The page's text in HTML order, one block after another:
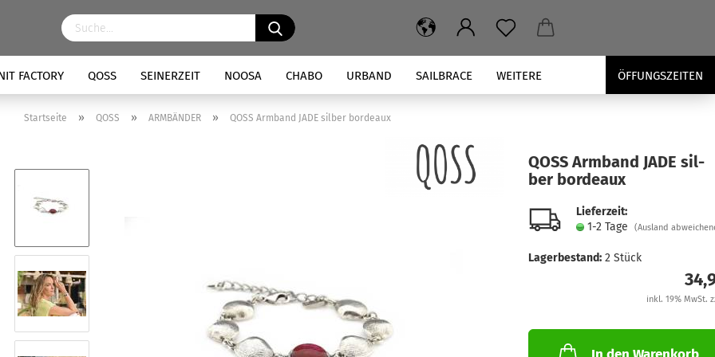
FACTORY QOSS SEINERZEIT NOOSA CHABO URBAND SAILBRACE ÖFFUNGSZEITEN
WEITERE
Startseite » QOSS » ARMBÄNDER » QOSS Armband JADE silber bordeaux
QOSS Arm­band JADE sil­
ber bor­deaux
Lieferzeit:
1-2 Tage
(Ausland
Lagerbestand: 2 Stück
inkl. 19% MwSt.